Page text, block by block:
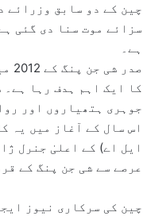
چین کے دو سابق وزرائے
سزائے موت سنا دی گئی
ہے۔
جوہری ہتھیاروں اور
اس سال کے آغاز میں یہ
ایل اے) کے اعلیٰ جنرل
عرصے سے شی جن پنگ کے
چین کی سرکاری نیوز